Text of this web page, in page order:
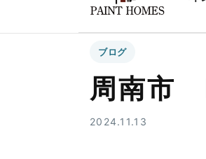
ブログ
周南市
2024.11.13